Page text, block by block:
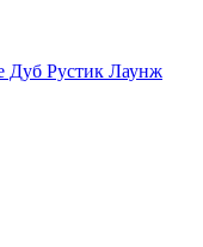
Дуб Рустик Лаунж